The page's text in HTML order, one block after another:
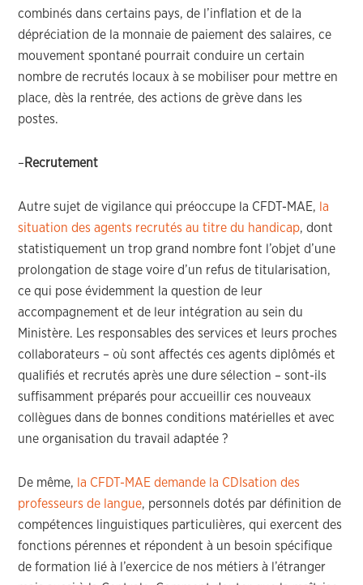
combinés dans certains pays, de l’inflation et de la
dépréciation de la monnaie de paiement des salaires, ce
mouvement spontané pourrait conduire un certain
nombre de recrutés locaux à se mobiliser pour mettre en
place, dès la rentrée, des actions de grève dans les
postes.
– Recrutement
Autre sujet de vigilance qui préoccupe la CFDT-MAE, la
situation des agents recrutés au titre du handicap, dont
statistiquement un trop grand nombre font l’objet d’une
prolongation de stage voire d’un refus de titularisation,
ce qui pose évidemment la question de leur
accompagnement et de leur intégration au sein du
Ministère. Les responsables des services et leurs proches
collaborateurs – où sont affectés ces agents diplômés et
qualifiés et recrutés après une dure sélection – sont-ils
suffisamment préparés pour accueillir ces nouveaux
collègues dans de bonnes conditions matérielles et avec
une organisation du travail adaptée ?
De même, la CFDT-MAE demande la CDIsation des
professeurs de langue, personnels dotés par définition de
compétences linguistiques particulières, qui exercent des
fonctions pérennes et répondent à un besoin spécifique
de formation lié à l’exercice de nos métiers à l’étranger